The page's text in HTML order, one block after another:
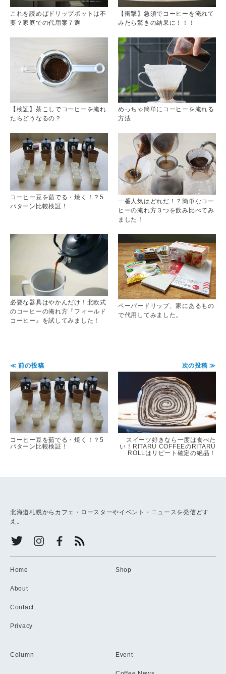
これを読めばドリップポットは不
要？家庭での代用案７選
【衝撃】急須でコーヒーを淹れて
みたら驚きの結果に！！！
【検証】茶こしでコーヒーを淹れ
たらどうなるの？
めっちゃ簡単にコーヒーを淹れる
方法
コーヒー豆を茹でる・焼く！？5
パターン比較検証！
一番人気はどれだ！？簡単なコー
ヒーの淹れ方３つを飲み比べてみ
ました！
必要な器具はやかんだけ！北欧式
のコーヒーの淹れ方『フィールド
コーヒー』を試してみました！
ペーパードリップ、家にあるもの
で代用してみました。
≪ 前の投稿
コーヒー豆を茹でる・焼く！？5
パターン比較検証！
次の投稿 ≫
スイーツ好きなら一度は食べた
い！RITARU COFFEEのRITARU
ROLLはリピート確定の絶品！
北海道札幌からカフェ・ロースターやイベント・ニュースを発信どす
え。
Home
About
Contact
Privacy
Shop
Column Event